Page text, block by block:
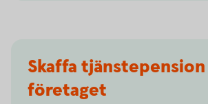
Skaffa
företaget